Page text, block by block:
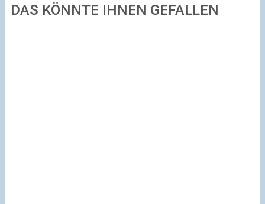
DAS KÖNNTE IHNEN GEFALLEN